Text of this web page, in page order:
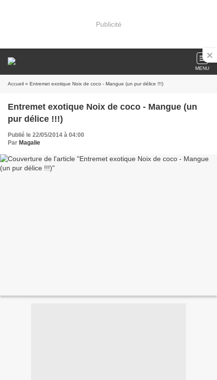
Publicité
MENU
Accueil » Entremet exotique Noix de coco - Mangue (un pur délice !!!)
Entremet exotique Noix de coco - Mangue (un
pur délice !!!)
Publié le 22/05/2014 à 04:00
Par Magalie